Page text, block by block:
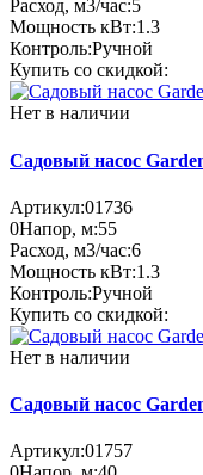
Расход, м3/час:5
Мощность кВт:1.3
Контроль:Ручной
Купить со скидкой:
Нет в наличии
Садовый насос
Артикул:01736
0Напор, м:55
Расход, м3/час:6
Мощность кВт:1.3
Контроль:Ручной
Купить со скидкой:
Нет в наличии
Садовый насос
Артикул:01757